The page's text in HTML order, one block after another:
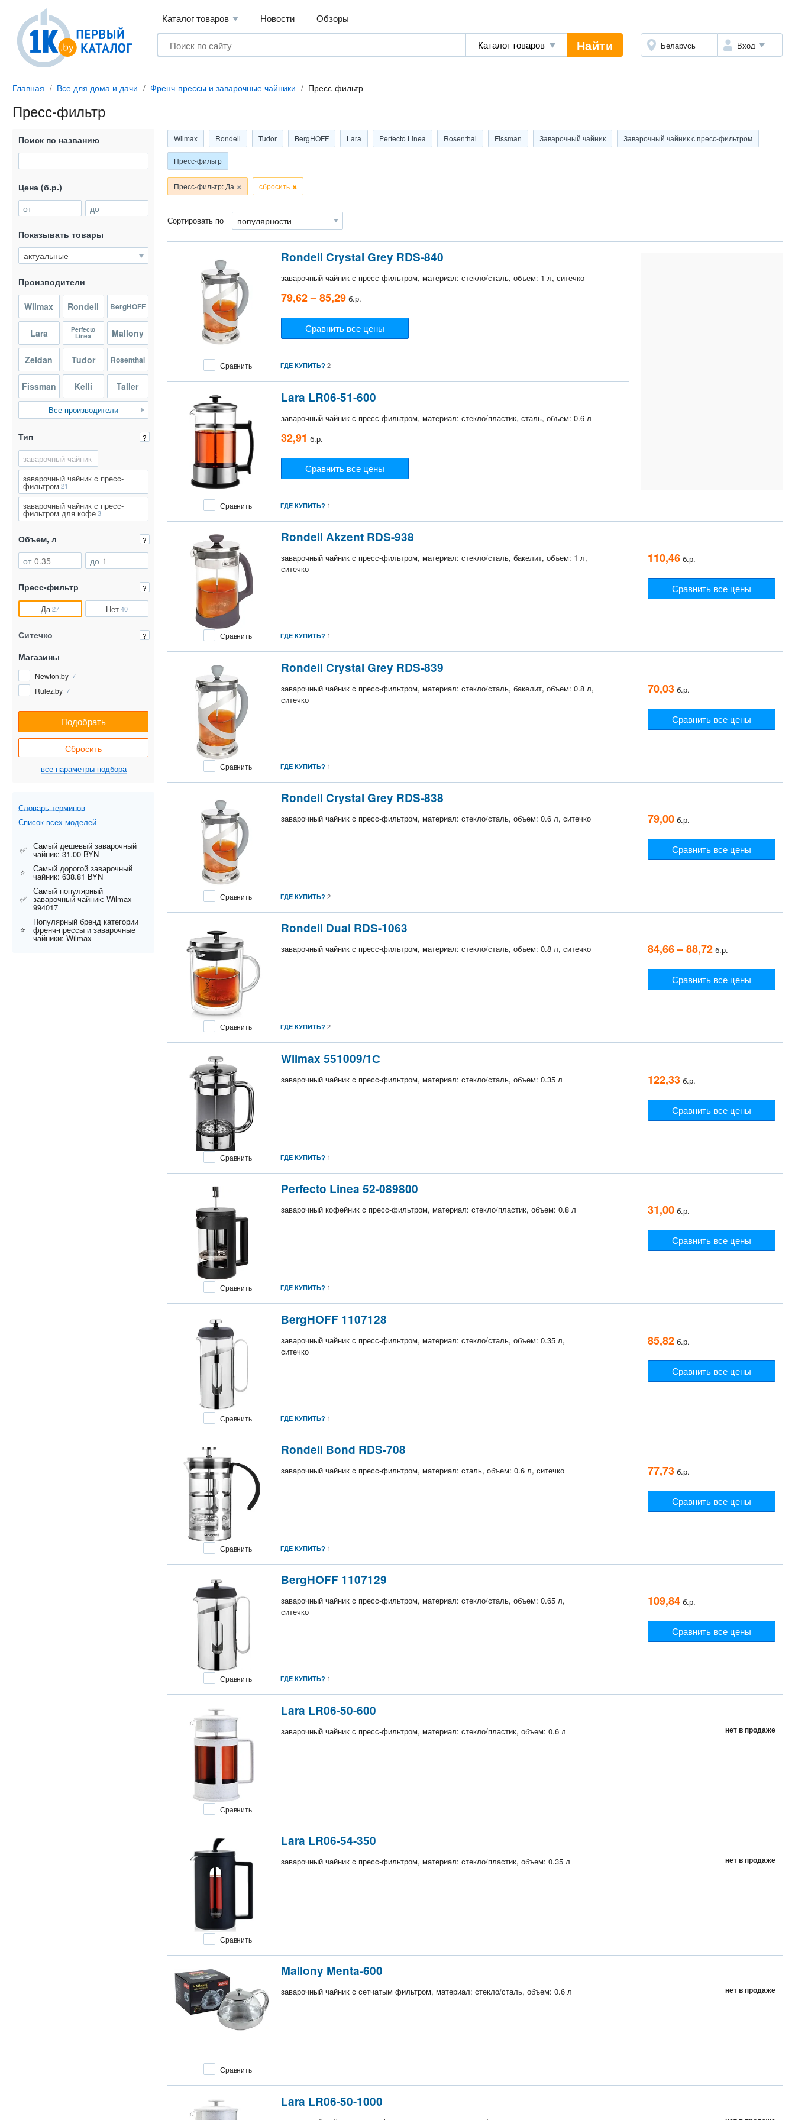
Каталог товаров Новости Обзоры
Найти Беларусь Вход
Главная Все для дома и дачи Френч-прессы и заварочные чайники Пресс-фильтр
Пресс-фильтр
Wilmax Rondell Tudor BergHOFF Lara Perfecto Linea Rosenthal Fissman Заварочный чайник Заварочный чайник с пресс-фильтром
Пресс-фильтр
Пресс-фильтр: Да сбросить
Сортировать по
Rondell Crystal Grey RDS-840
заварочный чайник с пресс-фильтром, материал: стекло/сталь, объем: 1 л, ситечко
79,62 – 85,29 б.р.
Сравнить все цены
ГДЕ КУПИТЬ? 2
Сравнить
Lara LR06-51-600
заварочный чайник с пресс-фильтром, материал: стекло/пластик, сталь, объем: 0.6 л
32,91 б.р.
Сравнить все цены
ГДЕ КУПИТЬ? 1
Сравнить
Rondell Akzent RDS-938
заварочный чайник с пресс-фильтром, материал: стекло/сталь, бакелит, объем: 1 л,
ситечко
110,46 б.р.
Сравнить все цены
ГДЕ КУПИТЬ? 1
Сравнить
Rondell Crystal Grey RDS-839
заварочный чайник с пресс-фильтром, материал: стекло/сталь, бакелит, объем: 0.8 л,
ситечко
70,03 б.р.
Сравнить все цены
ГДЕ КУПИТЬ? 1
Сравнить
Rondell Crystal Grey RDS-838
заварочный чайник с пресс-фильтром, материал: стекло/сталь, объем: 0.6 л, ситечко 79,00 б.р.
Сравнить все цены
ГДЕ КУПИТЬ? 2
Сравнить
Rondell Dual RDS-1063
заварочный чайник с пресс-фильтром, материал: стекло/сталь, объем: 0.8 л, ситечко 84,66 – 88,72 б.р.
Сравнить все цены
ГДЕ КУПИТЬ? 2
Сравнить
Wilmax 551009/1С
заварочный чайник с пресс-фильтром, материал: стекло/сталь, объем: 0.35 л 122,33 б.р.
Сравнить все цены
ГДЕ КУПИТЬ? 1
Сравнить
Perfecto Linea 52-089800
заварочный кофейник с пресс-фильтром, материал: стекло/пластик, объем: 0.8 л 31,00 б.р.
Сравнить все цены
ГДЕ КУПИТЬ? 1
Сравнить
BergHOFF 1107128
заварочный чайник с пресс-фильтром, материал: стекло/сталь, объем: 0.35 л,
ситечко
85,82 б.р.
Сравнить все цены
ГДЕ КУПИТЬ? 1
Сравнить
Rondell Bond RDS-708
заварочный чайник с пресс-фильтром, материал: сталь, объем: 0.6 л, ситечко 77,73 б.р.
Сравнить все цены
ГДЕ КУПИТЬ? 1
Сравнить
BergHOFF 1107129
заварочный чайник с пресс-фильтром, материал: стекло/сталь, объем: 0.65 л,
ситечко
109,84 б.р.
Сравнить все цены
ГДЕ КУПИТЬ? 1
Сравнить
Lara LR06-50-600
заварочный чайник с пресс-фильтром, материал: стекло/пластик, объем: 0.6 л нет в продаже
Сравнить
Lara LR06-54-350
заварочный чайник с пресс-фильтром, материал: стекло/пластик, объем: 0.35 л нет в продаже
Сравнить
Mallony Menta-600
заварочный чайник с сетчатым фильтром, материал: стекло/сталь, объем: 0.6 л нет в продаже
Сравнить
Lara LR06-50-1000
Поиск по названию
Цена (б.р.)
от
до
Показывать товары
Производители
Wilmax Rondell BergHOFF
Lara Perfecto
Linea Mallony
Zeidan Tudor Rosenthal
Fissman Kelli Taller
Все производители
Тип ?
заварочный чайник
заварочный чайник с пресс-
фильтром 21
заварочный чайник с пресс-
фильтром для кофе3
Объем, л ?
от до
Пресс-фильтр ?
Да 27 Нет 40
Ситечко ?
Магазины
Newton.by 7
Rulez.by 7
Подобрать
Сбросить
все параметры подбора
Словарь терминов
Список всех моделей
✅ Самый дешевый заварочный
чайник: 31.00 BYN
⭐
Самый дорогой заварочный
чайник: 638.81 BYN
✅
Самый популярный
заварочный чайник: Wilmax
994017
⭐
Популярный бренд категории
френч-прессы и заварочные
чайники: Wilmax